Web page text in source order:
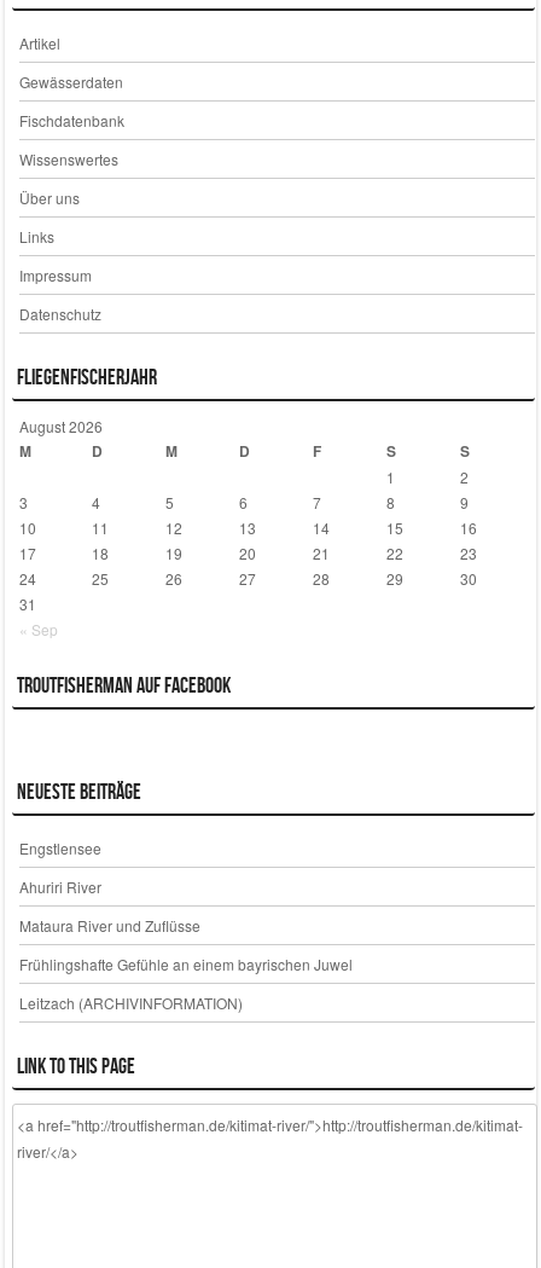
Artikel
Gewässerdaten
Fischdatenbank
Wissenswertes
Über uns
Links
Impressum
Datenschutz
Fliegenfischerjahr
August 2026
M D M D F S S
« Sep
1
2
3
4 5 6 7 8
9
10
11 12 13 14 15
16
17
18 19 20 21 22
23
24
25 26 27 28 29
30
31
Troutfisherman auf Facebook
Neueste Beiträge
Engstlensee
Ahuriri River
Mataura River und Zuflüsse
Frühlingshafte Gefühle an einem bayrischen Juwel
Leitzach (ARCHIVINFORMATION)
Link to this page